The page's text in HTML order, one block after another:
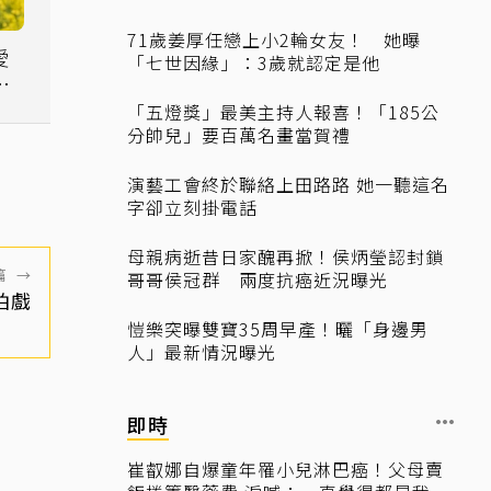
→
戲
71歲姜厚任戀上小2輪女友！ 她曝
「七世因緣」：3歲就認定是他
「五燈獎」最美主持人報喜！「185公
分帥兒」要百萬名畫當賀禮
演藝工會終於聯絡上田路路 她一聽這名
字卻立刻掛電話
母親病逝昔日家醜再掀！侯炳瑩認封鎖
哥哥侯冠群 兩度抗癌近況曝光
愷樂突曝雙寶35周早產！曬「身邊男
人」最新情況曝光
即時
崔叡娜自爆童年罹小兒淋巴癌！父母賣